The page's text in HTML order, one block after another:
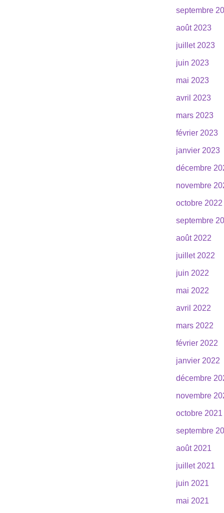
septembre
août 2023
juillet 2023
juin 2023
mai 2023
avril 2023
mars 2023
février 2023
janvier 2023
décembre
novembre
octobre 2022
septembre
août 2022
juillet 2022
juin 2022
mai 2022
avril 2022
mars 2022
février 2022
janvier 2022
décembre
novembre
octobre 2021
septembre
août 2021
juillet 2021
juin 2021
mai 2021